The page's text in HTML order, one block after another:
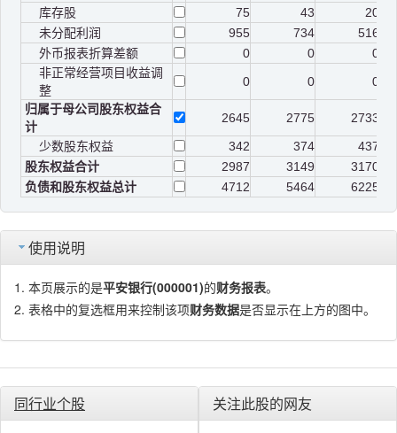
库存股
75 43
20
未分配利润
955 734
516
外币报表折算差额
0 0
0
非正常经营项目收益调
整
0 0
0
归属于母公司股东权益合
计
2645 2775
2733
少数股东权益
342 374
437
股东权益合计
2987 3149
3170
负债和股东权益总计
4712 5464 6225
使用说明
本页展示的是平安银行(000001)的财务报表。
表格中的复选框用来控制该项财务数据是否显示在上方的图中。
同行业个股 关注此股的网友